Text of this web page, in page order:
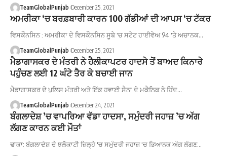
TeamGlobalPunjab December 25, 2021
ਅਮਰੀਕਾ ‘ਚ ਬਰਫ਼ਬਾਰੀ ਕਾਰਨ 100 ਗੱਡੀਆਂ ਦੀ ਆਪਸ ‘ਚ ਟੱਕਰ
ਵਿਸਕੌਨਸਿਨ : ਅਮਰੀਕਾ ਦੇ ਵਿਸਕੌਨਸਿਨ ਸੂਬੇ 'ਚ ਸਟੇਟ ਹਾਈਵੇਅ 94 'ਤੇ ਅਚਾਨਕ…
TeamGlobalPunjab December 25, 2021
ਮੈਡਾਗਾਸਕਰ ਦੇ ਮੰਤਰੀ ਨੇ ਹੈਲੀਕਾਪਟਰ ਹਾਦਸੇ ਤੋਂ ਬਾਅਦ ਕਿਨਾਰੇ
ਪਹੁੰਚਣ ਲਈ 12 ਘੰਟੇ ਤੈਰ ਕੇ ਬਚਾਈ ਜਾਨ
ਮੈਡਾਗਾਸਕਰ ਦੇ ਪੁਲਿਸ ਮੰਤਰੀ ਅਤੇ ਇੱਕ ਹਵਾਈ ਸੈਨਾ ਦੇ ਮਕੈਨਿਕ ਨੇ ਹਿੰਦ…
TeamGlobalPunjab December 24, 2021
ਬੰਗਲਾਦੇਸ਼ ’ਚ ਵਾਪਰਿਆ ਵੱਡਾ ਹਾਦਸਾ, ਸਮੁੰਦਰੀ ਜਹਾਜ਼ ’ਚ ਅੱਗ
ਲੱਗਣ ਕਾਰਨ ਕਈ ਮੌਤਾਂ
ਢਾਕਾ: ਬੰਗਲਾਦੇਸ਼ ਦੇ ਝਲੋਕਾਟੀ ਜ਼ਿਲ੍ਹੇ 'ਚ ਸਮੁੰਦਰੀ ਜਹਾਜ਼ 'ਚ ਭਿਆਨਕ ਅੱਗ ਲੱਗਣ…